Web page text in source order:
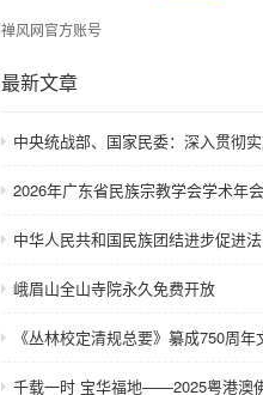
禅风网官方账号
最新文章
中华人民共和国民族团结进步促进法
峨眉山全山寺院永久免费开放